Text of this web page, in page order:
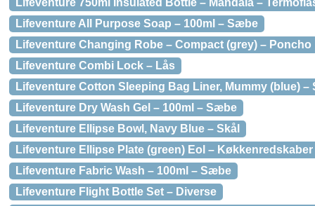
Lifeventure 750ml Insulated Bottle – Mandala –
Lifeventure All Purpose Soap – 100ml – Sæbe
Lifeventure Changing Robe – Compact (grey) – Poncho
Lifeventure Combi Lock – Lås
Lifeventure Cotton Sleeping Bag Liner, Mummy (blue) –
Lifeventure Dry Wash Gel – 100ml – Sæbe
Lifeventure Ellipse Bowl, Navy Blue – Skål
Lifeventure Ellipse Plate (green) Eol – Køkkenredskaber
Lifeventure Fabric Wash – 100ml – Sæbe
Lifeventure Flight Bottle Set – Diverse